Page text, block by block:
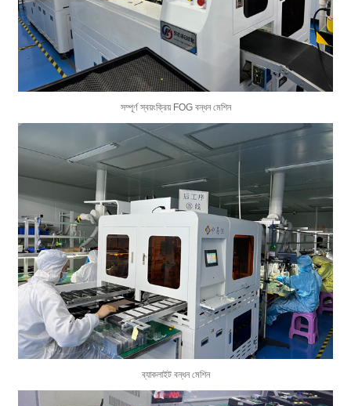
সম্পূর্ণ স্বয়ংক্রিয় FOG বন্ধন মেশিন
ব্যাকলাইট বন্ধন মেশিন